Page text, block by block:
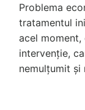
Problema
tratamentul
acel
intervenție,
nemulțumit și